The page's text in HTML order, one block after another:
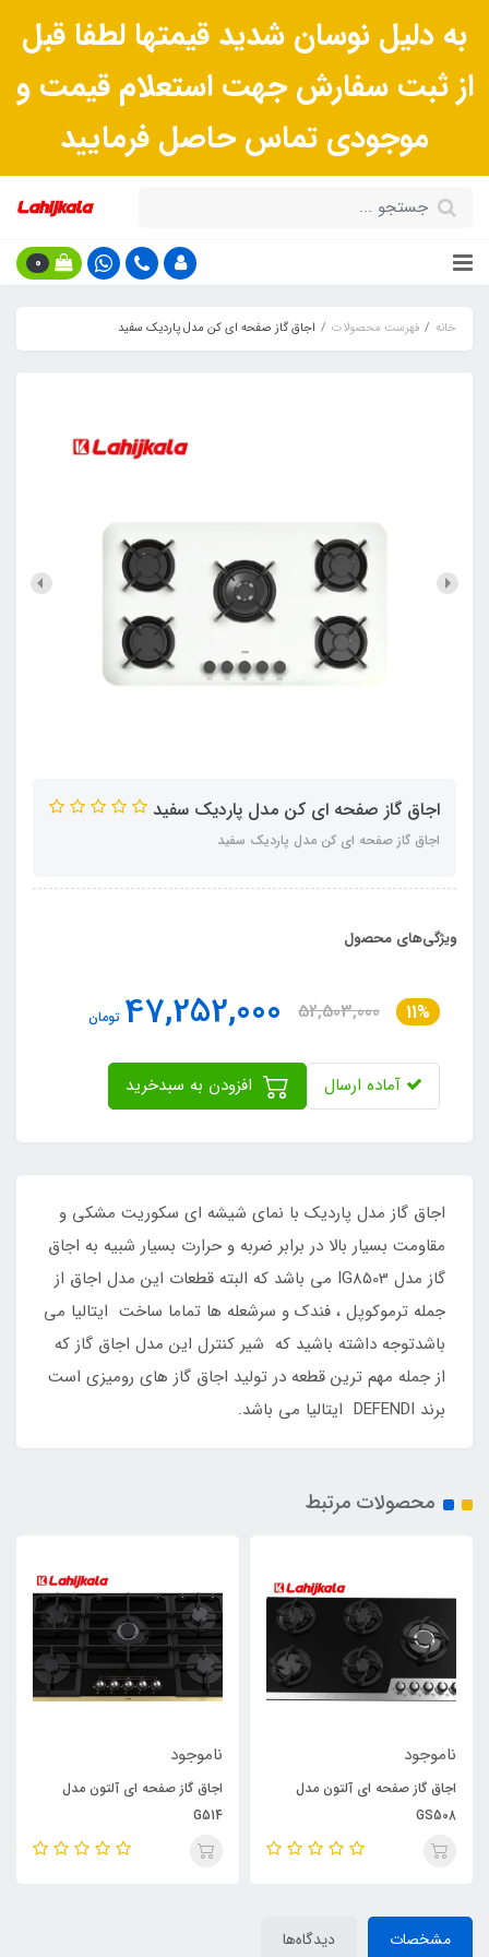
به دلیل نوسان شدید قیمتها لطفا قبل
از ثبت سفارش جهت استعلام قیمت و
موجودی تماس حاصل فرمایید
0
خانه فهرست محصولات اجاق گاز صفحه ای کن مدل پاردیک سفید
اجاق گاز صفحه ای کن مدل پاردیک سفید
اجاق گاز صفحه ای کن مدل پاردیک سفید
ویژگی‌های محصول
11%
52,503,000
47,252,000 تومان
آماده ارسال
اجاق گاز مدل پاردیک با نمای شیشه ای سکوریت مشکی و
مقاومت بسیار بالا در برابر ضربه و حرارت بسیار شبیه به اجاق
گاز مدل IG8503 می باشد که البته قطعات این مدل اجاق از
جمله ترموکوپل ، فندک و سرشعله ها تماما ساخت ایتالیا می
باشدتوجه داشته باشید که شیر کنترل این مدل اجاق گاز که
از جمله مهم ترین قطعه در تولید اجاق گاز های رومیزی است
برند DEFENDI ایتالیا می باشد.
محصولات مرتبط
ناموجود
اجاق گاز صفحه ای آلتون مدل
GS508
ناموجود
اجاق گاز صفحه ای آلتون مدل
G514
مشخصات دیدگاه‌ها